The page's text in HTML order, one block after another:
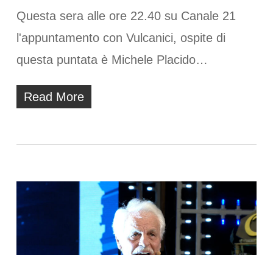
Questa sera alle ore 22.40 su Canale 21
l'appuntamento con Vulcanici, ospite di
questa puntata è Michele Placido…
Read More